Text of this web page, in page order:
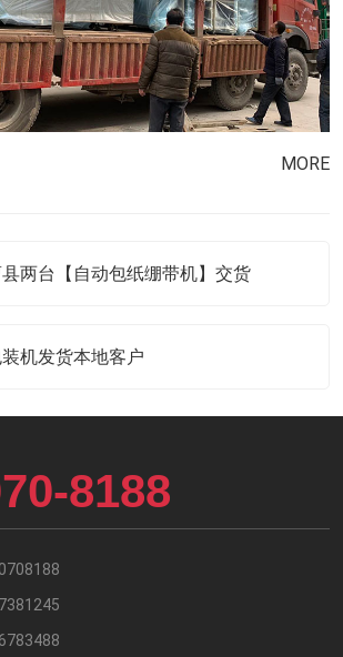
MORE
两台【自动包纸绷带机】交货
机发货本地客户
8188